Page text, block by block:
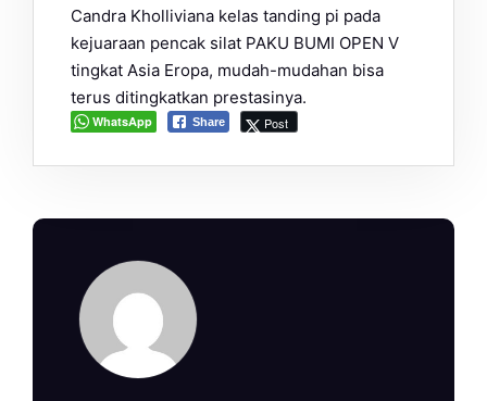
Candra Kholliviana kelas tanding pi pada
kejuaraan pencak silat PAKU BUMI OPEN V
tingkat Asia Eropa, mudah-mudahan bisa
terus ditingkatkan prestasinya.
WhatsApp Share Post